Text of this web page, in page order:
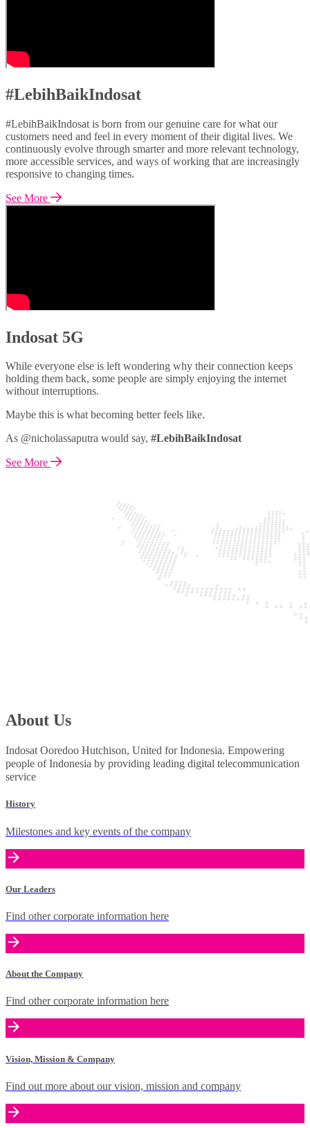
#LebihBaikIndosat
#LebihBaikIndosat is born from our genuine care for what our
customers need and feel in every moment of their digital lives. We
continuously evolve through smarter and more relevant technology,
more accessible services, and ways of working that are increasingly
responsive to changing times.
See More
Indosat 5G
While everyone else is left wondering why their connection keeps
holding them back, some people are simply enjoying the internet
without interruptions.
Maybe this is what becoming better feels like.
As @nicholassaputra would say, #LebihBaikIndosat
See More
About Us
Indosat Ooredoo Hutchison, United for Indonesia. Empowering
people of Indonesia by providing leading digital telecommunication
service
History
Milestones and key events of the company
Our Leaders
Find other corporate information here
About the Company
Find other corporate information here
Vision, Mission & Company
Find out more about our vision, mission and company